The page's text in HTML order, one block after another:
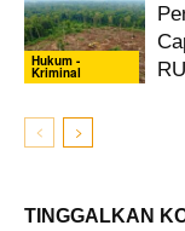
Hukum -
Kriminal
TINGGALKAN